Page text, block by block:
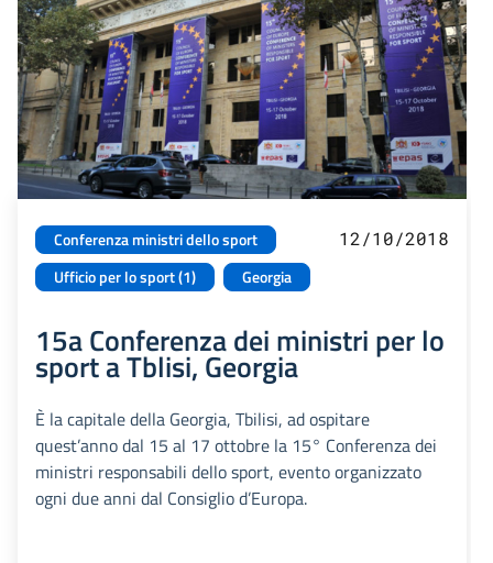
Conferenza ministri dello sport
Ufficio per lo sport (1)
Georgia
12/10/2018
15a Conferenza dei ministri per lo
sport a Tblisi, Georgia
È la capitale della Georgia, Tbilisi, ad ospitare
quest’anno dal 15 al 17 ottobre la 15° Conferenza dei
ministri responsabili dello sport, evento organizzato
ogni due anni dal Consiglio d’Europa.